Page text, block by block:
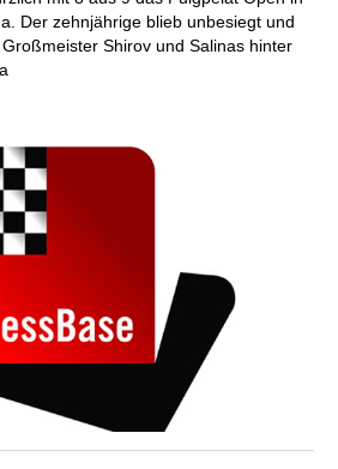
Der zehnjährige blieb unbesiegt und
Shirov und Salinas hinter